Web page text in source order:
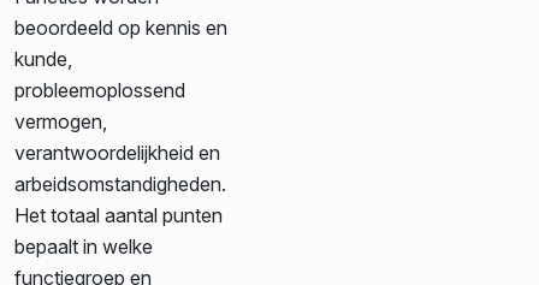
beoordeeld op kennis en
kunde,
probleemoplossend
vermogen,
verantwoordelijkheid en
arbeidsomstandigheden.
Het totaal aantal punten
bepaalt in welke
functiegroep en